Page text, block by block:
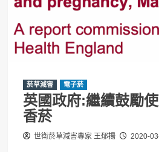
菸草減害 電子菸
英國政府:繼續鼓勵
香菸
世衛菸草減害專家 王郁揚 2020-